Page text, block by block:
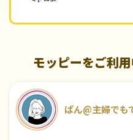
モッピーをご利
ぱん@主婦でも